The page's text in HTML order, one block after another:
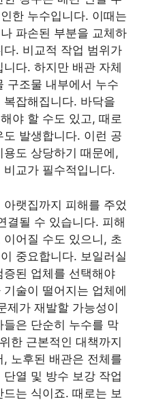
한 누수입니다. 이때는
파손된 부분을 교체하
. 비교적 작업 범위가
다. 하지만 배관 자체
구조물 내부에서 누수
잡해집니다. 바닥을
야 할 수도 있고, 때로
발생합니다. 이런 공
도 상당하기 때문에,
교가 필수적입니다.
랫집까지 피해를 주었
결될 수 있습니다. 피해
어질 수도 있으니, 초
중요합니다. 보일러실
된 업체를 선택해야
술이 떨어지는 업체에
제가 재발할 가능성이
은 단순히 누수를 막
한 근본적인 대책까지
노후된 배관은 전체를
열 및 방수 보강 작업
는 식이죠. 때로는 보